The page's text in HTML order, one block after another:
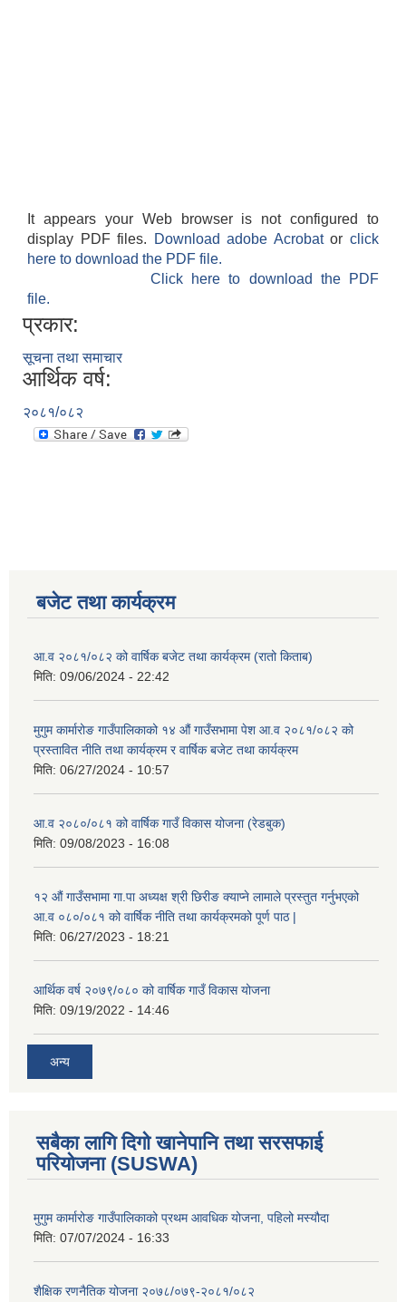
It appears your Web browser is not configured to
display PDF files.
Download adobe Acrobatorclick
here to download the PDF file.
Click here to download the PDF
file.
प्रकार:
सूचना तथा समाचार
आर्थिक वर्ष:
२०८१/०८२
बजेट तथा कार्यक्रम
आ.व २०८१/०८२ को वार्षिक बजेट तथा कार्यक्रम (रातो किताब)
मिति: 09/06/2024 - 22:42
मुगुम कार्मारोङ गाउँपालिकाको १४ औं गाउँसभामा पेश आ.व २०८१/०८२ को
प्रस्तावित नीति तथा कार्यक्रम र वार्षिक बजेट तथा कार्यक्रम
मिति: 06/27/2024 - 10:57
आ.व २०८०/०८१ को वार्षिक गाउँ विकास योजना (रेडबुक)
मिति: 09/08/2023 - 16:08
१२ औं गाउँसभामा गा.पा अध्यक्ष श्री छिरीङ क्याप्ने लामाले प्रस्तुत गर्नुभएको
आ.व ०८०/०८१ को वार्षिक नीति तथा कार्यक्रमको पूर्ण पाठ |
मिति: 06/27/2023 - 18:21
आर्थिक वर्ष २०७९/०८० को वार्षिक गाउँ विकास योजना
मिति: 09/19/2022 - 14:46
अन्य
सबैका लागि दिगो खानेपानि तथा सरसफाई
परियोजना (SUSWA)
मुगुम कार्मारोङ गाउँपालिकाको प्रथम आवधिक योजना, पहिलो मस्यौदा
मिति: 07/07/2024 - 16:33
शैक्षिक रणनैतिक योजना २०७८/०७९-२०८१/०८२